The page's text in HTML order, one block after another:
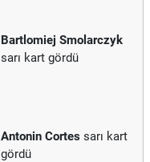
Bartlomiej Smolarczyk
sarı kart gördü
Antonin Cortes sarı kart
gördü